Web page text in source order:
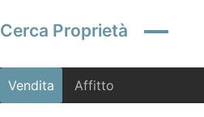
Cerca Proprietà
Vendita Affitto